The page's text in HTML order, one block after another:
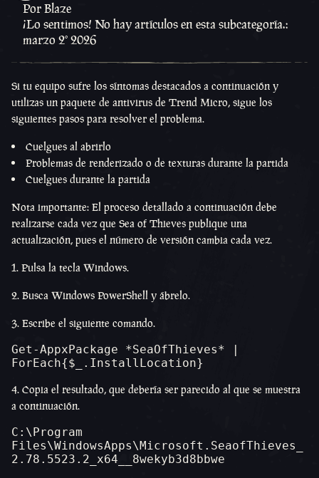
Por Blaze
¡Lo sentimos! No hay artículos en esta subcategoría.:
marzo 2º 2026
Si tu equipo sufre los síntomas destacados a continuación y
utilizas un paquete de antivirus de Trend Micro, sigue los
siguientes pasos para resolver el problema.
Cuelgues al abrirlo
Problemas de renderizado o de texturas durante la partida
Cuelgues durante la partida
Nota importante: El proceso detallado a continuación debe
realizarse cada vez que Sea of Thieves publique una
actualización, pues el número de versión cambia cada vez.
1. Pulsa la tecla Windows.
2. Busca Windows PowerShell y ábrelo.
3. Escribe el siguiente comando.
Get-AppxPackage *SeaOfThieves* |
ForEach{$_.InstallLocation}
4. Copia el resultado, que debería ser parecido al que se muestra
a continuación.
C:\Program
Files\WindowsApps\Microsoft.SeaofThieves_
2.78.5523.2_x64__8wekyb3d8bbwe